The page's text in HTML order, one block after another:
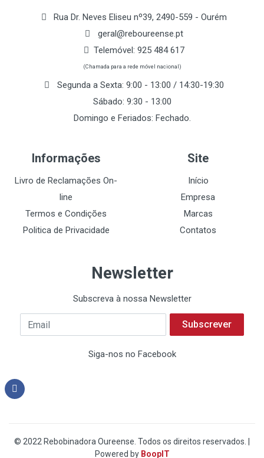
Rua Dr. Neves Eliseu nº39, 2490-559 - Ourém
geral@reboureense.pt
Telemóvel: 925 484 617
(Chamada para a rede móvel nacional)
Segunda a Sexta: 9:00 - 13:00 / 14:30-19:30
Sábado: 9:30 - 13:00
Domingo e Feriados: Fechado.
Informações
Livro de Reclamações On-
line
Termos e Condições
Politica de Privacidade
Site
Início
Empresa
Marcas
Contatos
Newsletter
Subscreva à nossa Newsletter
Subscrever
Siga-nos no Facebook
© 2022 Rebobinadora Oureense. Todos os direitos reservados. |
Powered by BoopIT